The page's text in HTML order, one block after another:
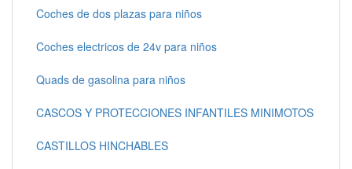
Coches de dos plazas para niños
Coches electricos de 24v para niños
Quads de gasolina para niños
CASCOS Y PROTECCIONES INFANTILES MINIMOTOS
CASTILLOS HINCHABLES